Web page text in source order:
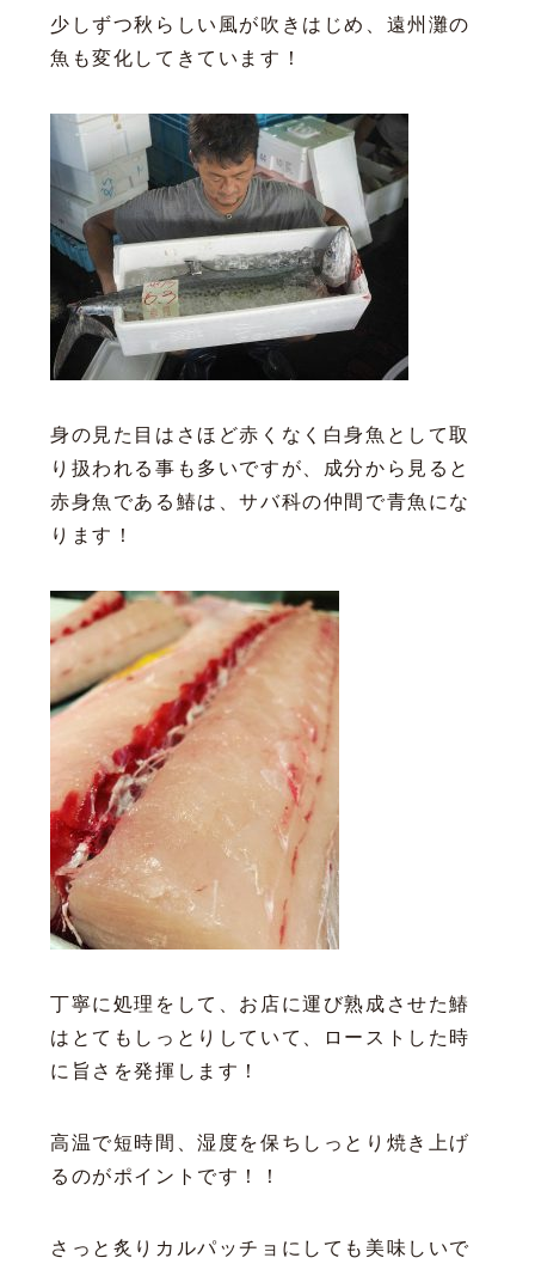
少しずつ秋らしい風が吹きはじめ、遠州灘の
魚も変化してきています！
身の見た目はさほど赤くなく白身魚として取
り扱われる事も多いですが、成分から見ると
赤身魚である鰆は、サバ科の仲間で青魚にな
ります！
丁寧に処理をして、お店に運び熟成させた鰆
はとてもしっとりしていて、ローストした時
に旨さを発揮します！
高温で短時間、湿度を保ちしっとり焼き上げ
るのがポイントです！！
さっと炙りカルパッチョにしても美味しいで